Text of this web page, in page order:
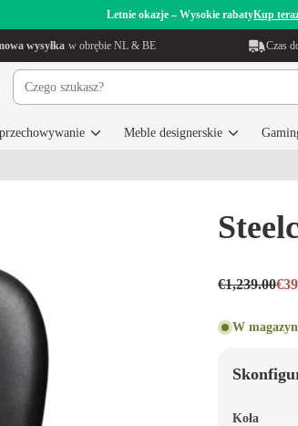
Letnie okazje – Wysokie rabatyKup
wysyłka w obrębie NL & BE Czas
Meble designerskie
€1,239.00
W
Koła